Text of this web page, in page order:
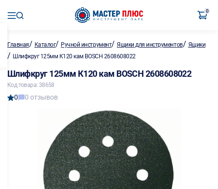
0
Главная/ Каталог/ Ручной инструмент/Ящики для инструментов/ Ящики
/ Шлифкруг 125мм К120 кам BOSCH 2608608022
Шлифкруг 125мм К120 кам BOSCH 2608608022
Код товара: 38658
0 0 отзывов